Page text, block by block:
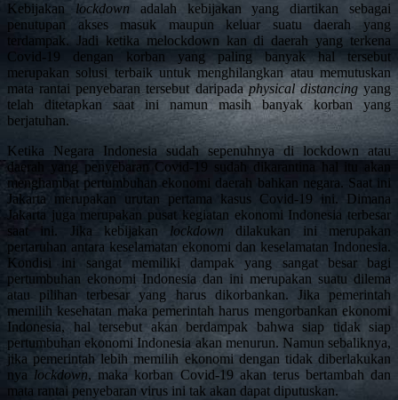
Kebijakan lockdown adalah kebijakan yang diartikan sebagai
penutupan akses masuk maupun keluar suatu daerah yang
terdampak. Jadi ketika melockdown kan di daerah yang terkena
Covid-19 dengan korban yang paling banyak hal tersebut
merupakan solusi terbaik untuk menghilangkan atau memutuskan
mata rantai penyebaran tersebut daripada physical distancingyang
telah ditetapkan saat ini namun masih banyak korban yang
berjatuhan.
Ketika Negara Indonesia sudah sepenuhnya di lockdown atau
daerah yang penyebaran Covid-19 sudah dikarantina hal itu akan
menghambat pertumbuhan ekonomi daerah bahkan negara. Saat ini
Jakarta merupakan urutan pertama kasus Covid-19 ini. Dimana
Jakarta juga merupakan pusat kegiatan ekonomi Indonesia terbesar
saat ini. Jika kebijakan lockdown dilakukan ini merupakan
pertaruhan antara keselamatan ekonomi dan keselamatan Indonesia.
Kondisi ini sangat memiliki dampak yang sangat besar bagi
pertumbuhan ekonomi Indonesia dan ini merupakan suatu dilema
atau pilihan terbesar yang harus dikorbankan. Jika pemerintah
memilih kesehatan maka pemerintah harus mengorbankan ekonomi
Indonesia, hal tersebut akan berdampak bahwa siap tidak siap
pertumbuhan ekonomi Indonesia akan menurun. Namun sebaliknya,
jika pemerintah lebih memilih ekonomi dengan tidak diberlakukan
nya lockdown, maka korban Covid-19 akan terus bertambah dan
mata rantai penyebaran virus ini tak akan dapat diputuskan.